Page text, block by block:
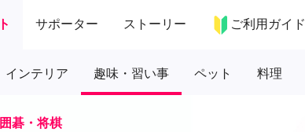
サポーター ストーリー ご利用ガイド
インテリア 趣味・習い事 ペット 料理
囲碁・将棋